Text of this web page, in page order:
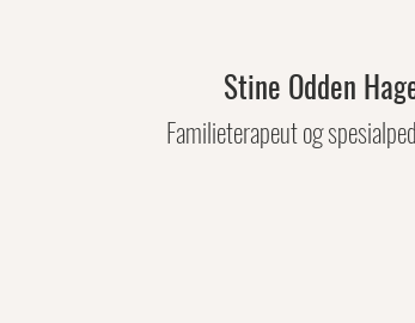
Stine Odden
Familieterapeut og